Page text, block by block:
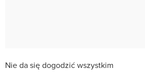
Nie da się dogodzić wszystkim